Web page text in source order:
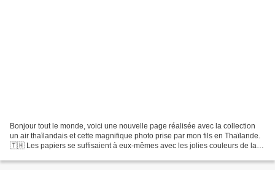
Bonjour tout le monde, voici une nouvelle page réalisée avec la collection
un air thaïlandais et cette magnifique photo prise par mon fils en Thaïlande.
🇹🇭 Les papiers se suffisaient à eux-mêmes avec les jolies couleurs de la